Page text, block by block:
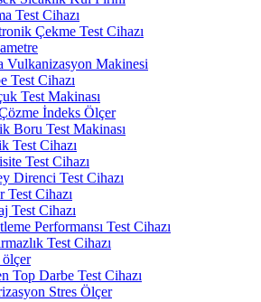
Test Cihazı
Çekme Test Cihazı
Vulkanizasyon Makinesi
Test Cihazı
Test Makinası
İndeks Ölçer
Boru Test Makinası
Test Cihazı
Test Cihazı
Direnci Test Cihazı
Test Cihazı
Test Cihazı
Performansı Test Cihazı
Test Cihazı
Top Darbe Test Cihazı
Stres Ölçer